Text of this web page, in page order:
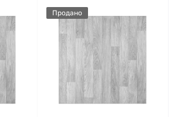
Продано